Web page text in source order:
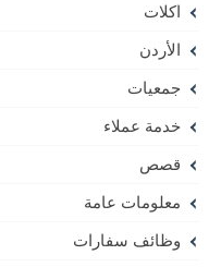
اكلات
الأردن
جمعيات
خدمة عملاء
قصص
معلومات عامة
وظائف سفارات